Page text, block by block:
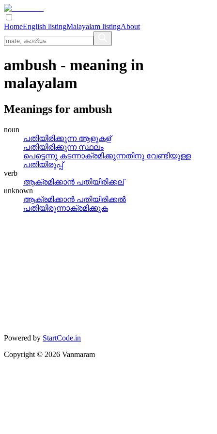
HomeEnglish listingMalayalam listingAbout
ambush - meaning in
malayalam
Meanings for ambush
noun
പതിയിരിക്കുന്ന ആളുകള്
പതിയിരിക്കുന്ന സ്ഥലം
പെട്ടെന്നു കടന്നാക്രമിക്കുന്നതിനു വേണ്ടിയുള്ള
പതിയിരുപ്പ്
verb
ആക്രമിക്കാന്‍ പതിയിരിക്കല്
unknown
ആക്രമിക്കാന്‍ പതിയിരിക്കല്‍
പതിയിരുന്നാക്രമിക്കുക
Powered by StartCode.in
Copyright © 2026 Vanmaram